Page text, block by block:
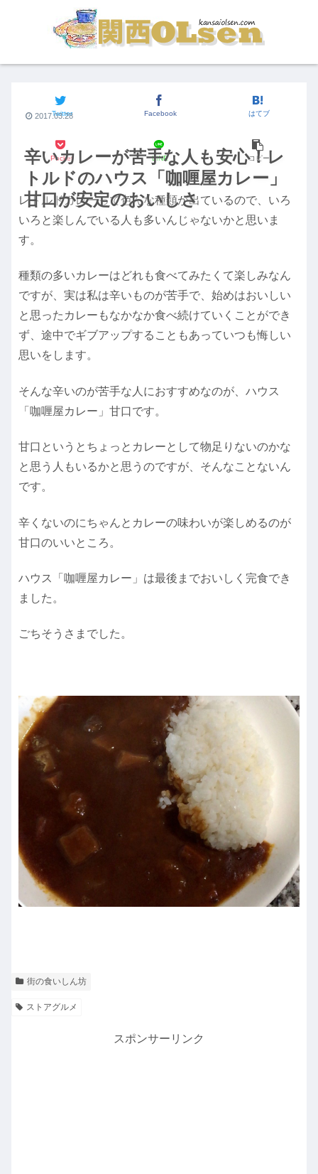
辛いカレーが苦手な人も安心！レ
トルドのハウス「咖喱屋カレー」
甘口が安定のおいしさ
Twitter Facebook はてブ
Pocket LINE コピー
2017.03.28
レトルドカレーって色んな種類が出ているので、いろ
いろと楽しんでいる人も多いんじゃないかと思いま
す。
種類の多いカレーはどれも食べてみたくて楽しみなん
ですが、実は私は辛いものが苦手で、始めはおいしい
と思ったカレーもなかなか食べ続けていくことができ
ず、途中でギブアップすることもあっていつも悔しい
思いをします。
そんな辛いのが苦手な人におすすめなのが、ハウス
「咖喱屋カレー」甘口です。
甘口というとちょっとカレーとして物足りないのかな
と思う人もいるかと思うのですが、そんなことないん
です。
辛くないのにちゃんとカレーの味わいが楽しめるのが
甘口のいいところ。
ハウス「咖喱屋カレー」は最後までおいしく完食でき
ました。
ごちそうさまでした。
街の食いしん坊
ストアグルメ
スポンサーリンク